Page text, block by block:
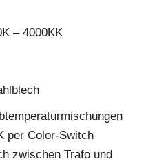
– 4000KK
per Color-Switch
zwischen Trafo und